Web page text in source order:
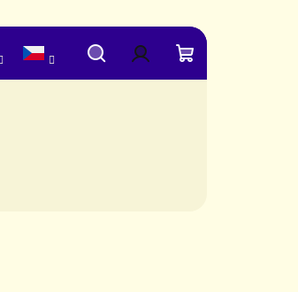
HledatPřihlášeníNákupní